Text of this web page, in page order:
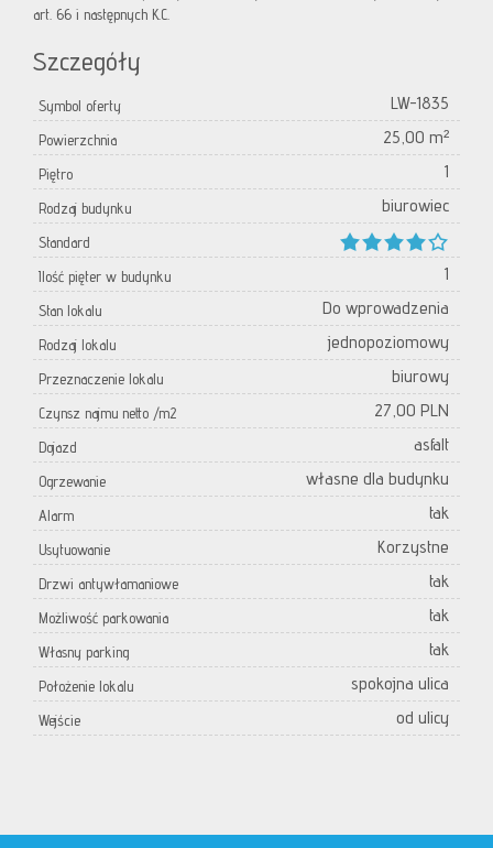
art. 66 i następnych K.C.
Szczegóły
Symbol oferty LW-1835
Powierzchnia 25,00 m²
Piętro 1
Rodzaj budynku biurowiec
Standard
Ilość pięter w budynku
1
Stan lokalu Do wprowadzenia
Rodzaj lokalu jednopoziomowy
Przeznaczenie lokalu biurowy
Czynsz najmu netto /m2 27,00 PLN
Dojazd asfalt
Ogrzewanie własne dla budynku
Alarm tak
Usytuowanie Korzystne
Drzwi antywłamaniowe tak
Możliwość parkowania tak
Własny parking tak
Położenie lokalu spokojna ulica
Wejście od ulicy